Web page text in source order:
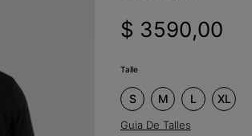
$ 3590,00
Talle
S M L XL
Guia De Talles